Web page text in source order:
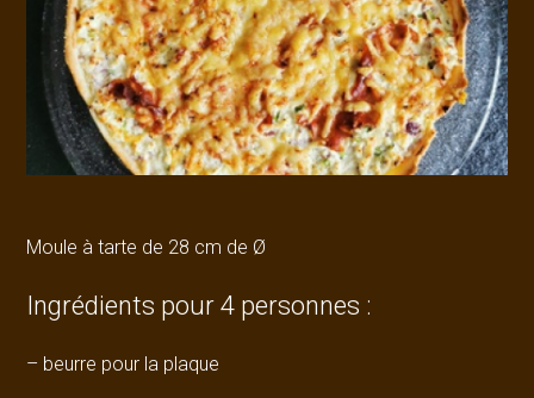
Moule à tarte de 28 cm de Ø
Ingrédients pour 4 personnes :
– beurre pour la plaque